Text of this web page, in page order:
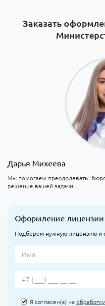
Заказать
Дарья Михеева
Мы помогаем преодолевать
решение вашей задачи.
Оформление лицензии
Подберем нужную лицензию и
Я согласен(а) на